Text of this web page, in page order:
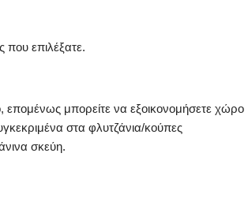
που επιλέξατε.
επομένως μπορείτε να εξοικονομήσετε χώρο
στα φλυτζάνια/κούπες
σκεύη.